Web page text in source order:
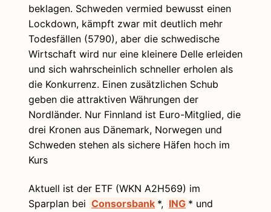
beklagen. Schweden vermied bewusst einen
Lockdown, kämpft zwar mit deutlich mehr
Todesfällen (5790), aber die schwedische
Wirtschaft wird nur eine kleinere Delle erleiden
und sich wahrscheinlich schneller erholen als
die Konkurrenz. Einen zusätzlichen Schub
geben die attraktiven Währungen der
Nordländer. Nur Finnland ist Euro-Mitglied, die
drei Kronen aus Dänemark, Norwegen und
Schweden stehen als sichere Häfen hoch im
Kurs
Aktuell ist der ETF (WKN A2H569) im
Sparplan bei Consorsbank *, ING * und